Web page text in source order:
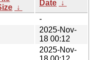
↓
Date ↓
-
2025-Nov-
18 00:12
2025-Nov-